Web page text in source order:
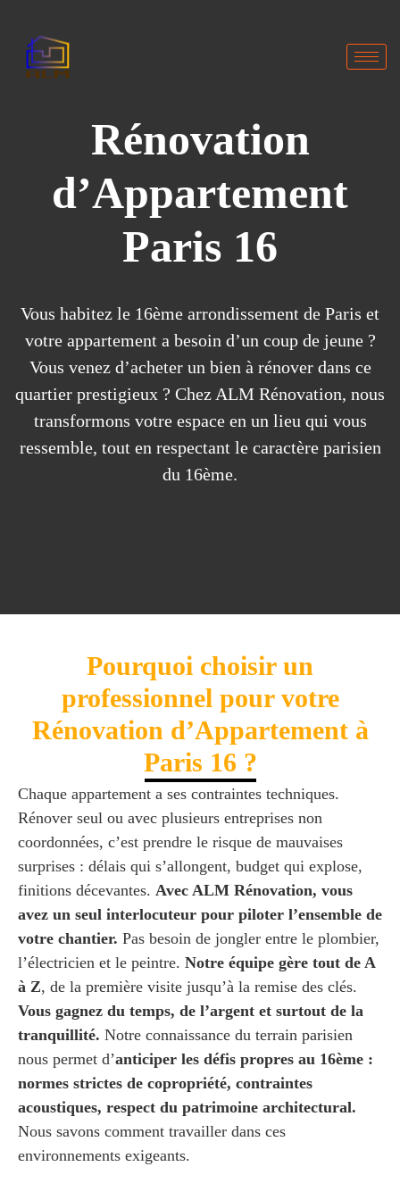
Rénovation
d’Appartement
Paris 16
Vous habitez le 16ème arrondissement de Paris et
votre appartement a besoin d’un coup de jeune ?
Vous venez d’acheter un bien à rénover dans ce
quartier prestigieux ? Chez ALM Rénovation, nous
transformons votre espace en un lieu qui vous
ressemble, tout en respectant le caractère parisien
du 16ème.
Pourquoi choisir un
professionnel pour votre
Rénovation d’Appartement à
Paris 16 ?
Chaque appartement a ses contraintes techniques.
Rénover seul ou avec plusieurs entreprises non
coordonnées, c’est prendre le risque de mauvaises
surprises : délais qui s’allongent, budget qui explose,
finitions décevantes. Avec ALM Rénovation, vous
avez un seul interlocuteur pour piloter l’ensemble de
votre chantier. Pas besoin de jongler entre le plombier,
l’électricien et le peintre. Notre équipe gère tout de A
à Z, de la première visite jusqu’à la remise des clés.
Vous gagnez du temps, de l’argent et surtout de la
tranquillité. Notre connaissance du terrain parisien
nous permet d’anticiper les défis propres au 16ème :
normes strictes de copropriété, contraintes
acoustiques, respect du patrimoine architectural.
Nous savons comment travailler dans ces
environnements exigeants.